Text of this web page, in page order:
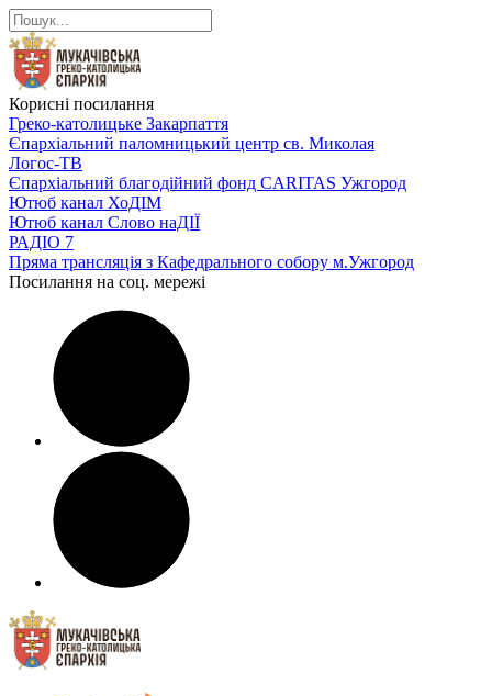
Корисні посилання
Греко-католицьке Закарпаття
Єпархіальний паломницький центр св. Миколая
Логос-ТВ
Єпархіальний благодійний фонд CARITAS Ужгород
Ютюб канал ХоДІМ
Ютюб канал Слово наДІЇ
РАДІО 7
Пряма трансляція з Кафедрального собору м.Ужгород
Посилання на соц. мережі